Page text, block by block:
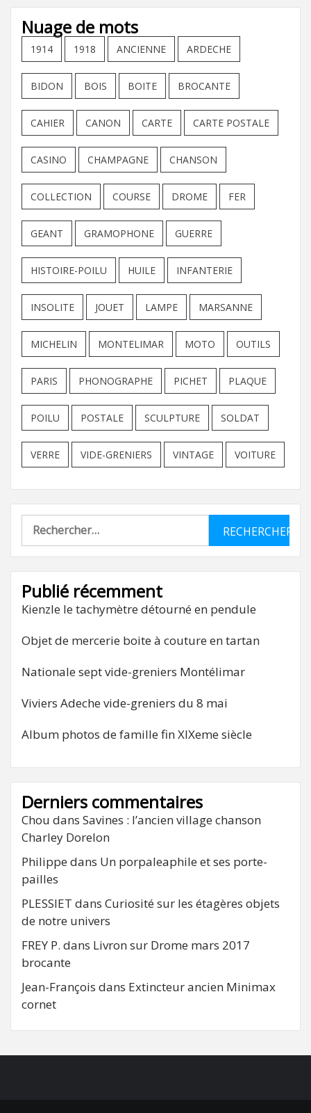
Nuage de mots
1914 1918 ANCIENNE ARDECHE
BIDON BOIS BOITE BROCANTE
CAHIER CANON CARTE CARTE POSTALE
CASINO CHAMPAGNE CHANSON
COLLECTION COURSE DROME FER
GEANT GRAMOPHONE GUERRE
HISTOIRE-POILU HUILE INFANTERIE
INSOLITE JOUET LAMPE MARSANNE
MICHELIN MONTELIMAR MOTO OUTILS
PARIS PHONOGRAPHE PICHET PLAQUE
POILU POSTALE SCULPTURE SOLDAT
VERRE VIDE-GRENIERS VINTAGE VOITURE
Rechercher :
Publié récemment
Kienzle le tachymètre détourné en pendule
Objet de mercerie boite à couture en tartan
Nationale sept vide-greniers Montélimar
Viviers Adeche vide-greniers du 8 mai
Album photos de famille fin XIXeme siècle
Derniers commentaires
Chou dans Savines : l’ancien village chanson
Charley Dorelon
Philippe dans Un porpaleaphile et ses porte-
pailles
PLESSIET dans Curiosité sur les étagères objets
de notre univers
FREY P. dans Livron sur Drome mars 2017
brocante
Jean-François dans Extincteur ancien Minimax
cornet